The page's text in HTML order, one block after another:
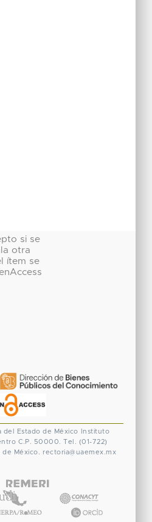
si se
otra
ítem se
del Estado de México
Instituto
C.P. 50000. Tel. (01-722)
México. rectoria@uaemex.mx